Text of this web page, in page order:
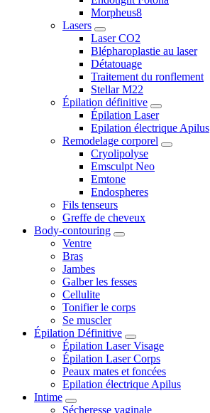
Morpheus8
Lasers
Laser CO2
Blépharoplastie au laser
Détatouage
Traitement du ronflement
Stellar M22
Épilation définitive
Épilation Laser
Epilation électrique Apilus
Remodelage corporel
Cryolipolyse
Emsculpt Neo
Emtone
Endospheres
Fils tenseurs
Greffe de cheveux
Body-contouring
Ventre
Bras
Jambes
Galber les fesses
Cellulite
Tonifier le corps
Se muscler
Épilation Définitive
Épilation Laser Visage
Épilation Laser Corps
Peaux mates et foncées
Epilation électrique Apilus
Intime
Sécheresse vaginale